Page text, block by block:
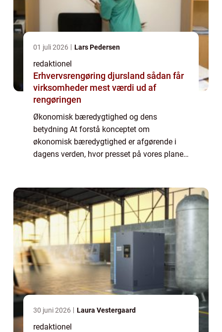
01 juli 2026 Lars Pedersen
redaktionel
Erhvervsrengøring djursland sådan får
virksomheder mest værdi ud af
rengøringen
Økonomisk bæredygtighed og dens
betydning At forstå konceptet om
økonomisk bæredygtighed er afgørende i
dagens verden, hvor presset på vores planet
økonomisk vækst, men også om at...
30 juni 2026 Laura Vestergaard
redaktionel